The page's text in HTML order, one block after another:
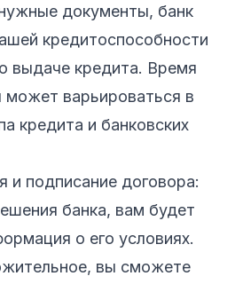
документы, банк
кредитоспособности
выдаче кредита. Время
варьироваться в
кредита и банковских
и подписание договора:
банка, вам будет
о его условиях.
вы сможете